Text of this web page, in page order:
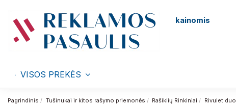
kainomis
VISOS PREKĖS
Pagrindinis Tušinukai ir kitos rašymo priemonės Rašiklių Rinkiniai Rivulet